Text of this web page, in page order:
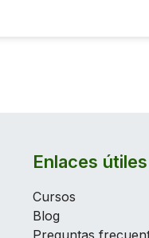
Enlaces útiles
Cursos
Blog